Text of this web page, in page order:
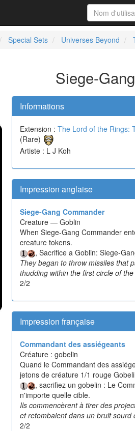
Special Sets Universes Beyond
Siege-
Informations
Extension : The Lord of the Rings:
(Rare)
Artiste : L J Koh
Impression anglaise
Siege-Gang Commander
Creature — Goblin
When Siege-Gang Commander
creature tokens.
, Sacrifice a Goblin: Siege-
They began to throw missiles that
thudding within the first circle of the
2/2
Impression française
Commandant des assiégeants
Créature : gobelin
Quand le Commandant des
jetons de créature 1/1 rouge
, sacrifiez un gobelin : Le
n'importe quelle cible.
Ils commencèrent à tirer des
et retombaient dans un bruit sourd
2/2